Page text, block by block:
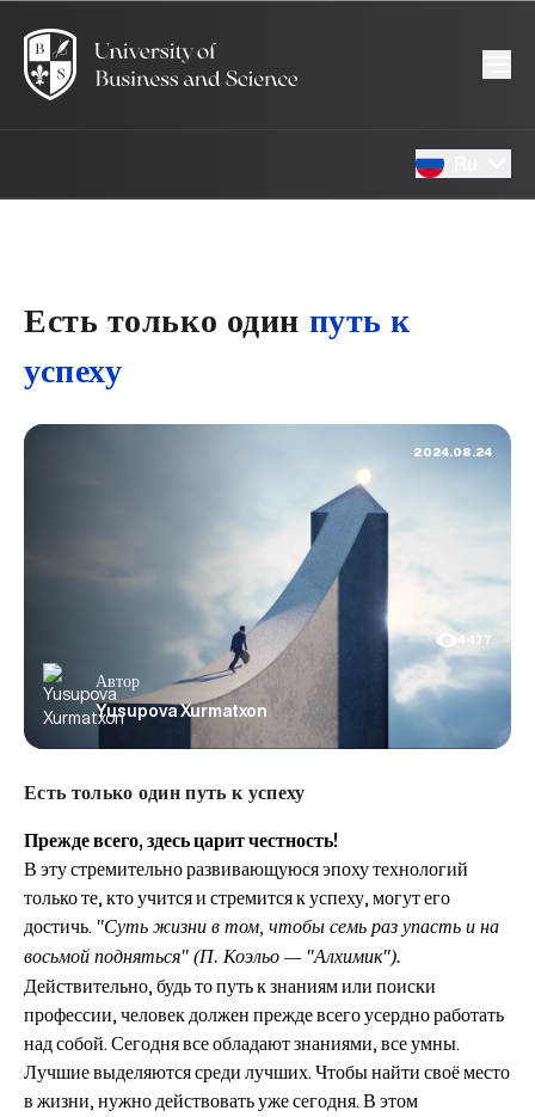
Есть только один путь к
успеху
2024.08.24
Автор
Yusupova Xurmatxon
4477
Есть только один путь к успеху
Прежде всего, здесь царит честность!
В эту стремительно развивающуюся эпоху технологий
только те, кто учится и стремится к успеху, могут его
достичь. "Суть жизни в том, чтобы семь раз упасть и на
восьмой подняться" (П. Коэльо — "Алхимик").
Действительно, будь то путь к знаниям или поиски
профессии, человек должен прежде всего усердно работать
над собой. Сегодня все обладают знаниями, все умны.
Лучшие выделяются среди лучших. Чтобы найти своё место
в жизни, нужно действовать уже сегодня. В этом